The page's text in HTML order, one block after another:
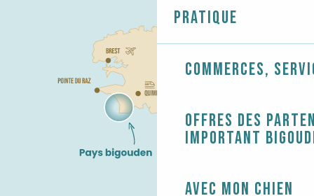
Pratique
Commerces,
Offres des
Important
Avec mon chien